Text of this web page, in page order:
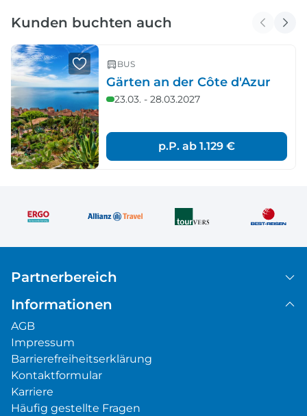
Kunden buchten auch
BUS
Gärten an der Côte d'Azur
23.03. - 28.03.2027
p.P. ab 1.129 €
Partnerbereich
Informationen
AGB
Impressum
Barrierefreiheitserklärung
Kontaktformular
Karriere
Häufig gestellte Fragen